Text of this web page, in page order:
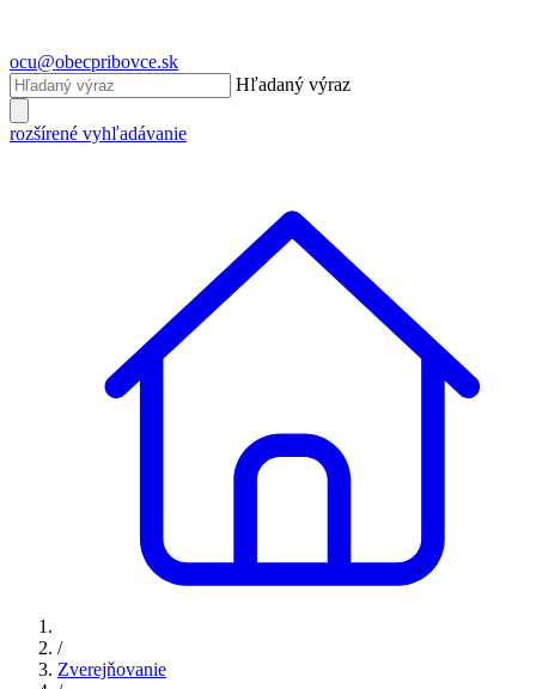
ocu@obecpribovce.sk
Hľadaný výraz
rozšírené vyhľadávanie
/
Zverejňovanie